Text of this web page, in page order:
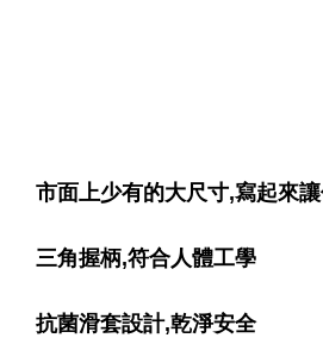
市面上少有的大尺寸,寫起來
三角握柄,符合人體工學
抗菌滑套設計,乾淨安全